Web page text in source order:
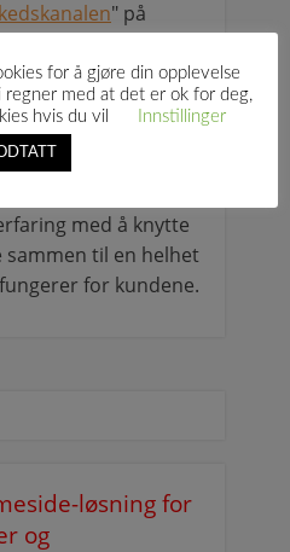
" på
jobber i
ASog har
kompetanse på både
markedsføring,
med å knytte
sammen til en helhet
for kundene.
løsning for
og
for å gjøre din opplevelse
med at det er ok for deg,
hvis du vil
Innstillinger